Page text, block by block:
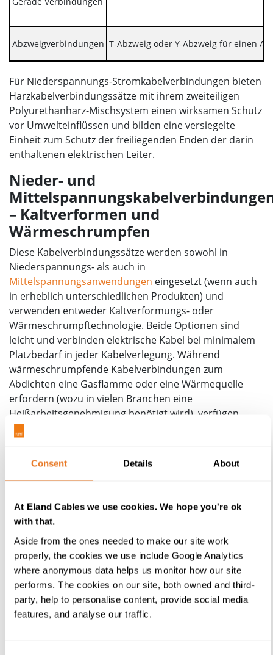
Consent Details About
At Eland Cables we use cookies. We hope you're ok
with that.
Aside from the ones needed to make our site work
properly, the cookies we use include Google Analytics
where anonymous data helps us monitor how our site
performs. The cookies on our site, both owned and third-
party, help to personalise content, provide social media
features, and analyse our traffic.
Abzweigverbindungen T-Abzweig oder Y-Abzweig für einen
Für Niederspannungs-Stromkabelverbindungen bieten
Harzkabelverbindungssätze mit ihrem zweiteiligen
Polyurethanharz-Mischsystem einen wirksamen Schutz
vor Umwelteinflüssen und bilden eine versiegelte
Einheit zum Schutz der freiliegenden Enden der darin
enthaltenen elektrischen Leiter.
Nieder- und
– Kaltverformen und
Wärmeschrumpfen
Diese Kabelverbindungssätze werden sowohl in
Niederspannungs- als auch in
Mittelspannungsanwendungen eingesetzt (wenn auch
in erheblich unterschiedlichen Produkten) und
verwenden entweder Kaltverformungs- oder
Wärmeschrumpftechnologie. Beide Optionen sind
leicht und verbinden elektrische Kabel bei minimalem
Platzbedarf in jeder Kabelverlegung. Während
wärmeschrumpfende Kabelverbindungen zum
Abdichten eine Gasflamme oder eine Wärmequelle
erfordern (wozu in vielen Branchen eine
Heißarbeitsgenehmigung benötigt wird), verfügen
kaltverformende Kabel über einen abnehmbaren Kern,
herum bildet.
Bei den Mittelspannungskabelverbindungen sind die
oder Kupfer) und den Kupferdrahtschirm im
Lieferumfang enthalten. Unabhängig von der
Spannung sind die Kaltverformungs- und
Wärmeschrumpfverbindungen für alle polymeren
Ummantelungsoptionen, für XLPE- und EPR-
Isolierungen, in ein- oder dreiadrigen Ausführungen
geeignet.
In allen Fällen müssen PILC-Kabel (papierisoliert,